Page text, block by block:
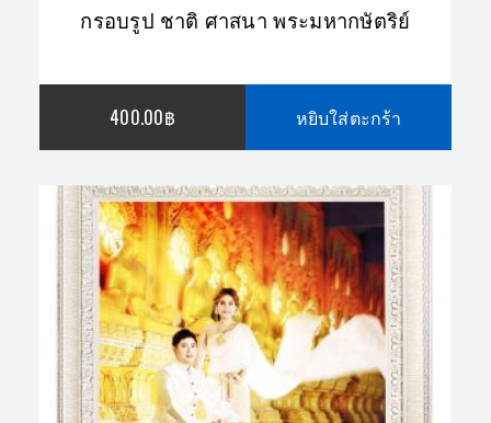
กรอบรูป ชาติ ศาสนา พระมหากษัตริย์
400.00฿ หยิบใส่ตะกร้า